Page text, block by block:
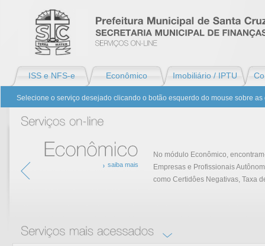
ISS e NFS-e Econômico Imobiliário / IPTU
Selecione o serviço desejado clicando o botão esquerdo do mouse sobre as
saiba mais
No módulo Econômico,
Empresas e Profissionais
como Certidôes Negativas, Taxa